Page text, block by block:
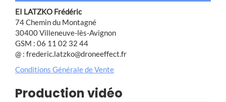
EI LATZKO Frédéric
74 Chemin du Montagné
30400 Villeneuve-lès-Avignon
GSM : 06 11 02 32 44
@ : frederic.latzko@droneeffect.fr
Conditions Générale de Vente
Production vidéo